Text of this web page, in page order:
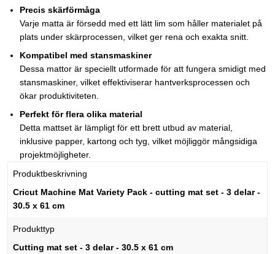
Precis skärförmåga
Varje matta är försedd med ett lätt lim som håller materialet på
plats under skärprocessen, vilket ger rena och exakta snitt.
Kompatibel med stansmaskiner
Dessa mattor är speciellt utformade för att fungera smidigt med
stansmaskiner, vilket effektiviserar hantverksprocessen och
ökar produktiviteten.
Perfekt för flera olika material
Detta mattset är lämpligt för ett brett utbud av material,
inklusive papper, kartong och tyg, vilket möjliggör mångsidiga
projektmöjligheter.
Produktbeskrivning
Cricut Machine Mat Variety Pack - cutting mat set - 3 delar -
30.5 x 61 cm
Produkttyp
Cutting mat set - 3 delar - 30.5 x 61 cm